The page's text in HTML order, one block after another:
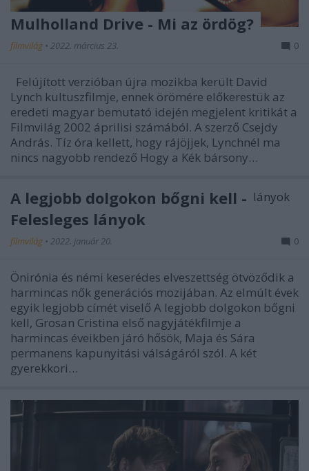
Mulholland Drive - Mi az ördög?
filmvilág • 2022. március 23. 0
Felújított verzióban újra mozikba került David
Lynch kultuszfilmje, ennek örömére előkerestük az
eredeti magyar bemutató idején megjelent kritikát a
Filmvilág 2002 áprilisi számából. A szerző Csejdy
András. Tíz óra kellett, hogy rájöjjek, Lynchnél ma
nincs nagyobb rendező Hogy a Kék bársony…
A legjobb dolgokon bőgni kell -
Felesleges lányok
filmvilág • 2022. január 20. 0
Önirónia és némi keserédes elveszettség ötvöződik a
harmincas nők generációs mozijában. Az elmúlt évek
egyik legjobb címét viselő A legjobb dolgokon bőgni
kell, Grosan Cristina első nagyjátékfilmje a
harmincas éveikben járó hősök, Maja és Sára
permanens kapunyitási válságáról szól. A két
gyerekkori…